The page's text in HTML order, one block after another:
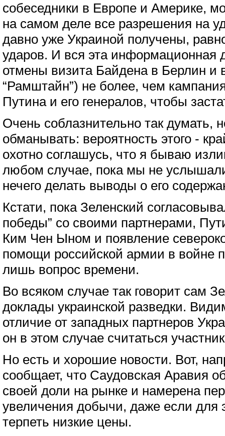
собеседники в Европе и Америке,
на самом деле все разрешения на
давно уже Украиной получены,
ударов. И вся эта информационная
отмены визита Байдена в Берлин и
“Рамштайн”) не более, чем
Путина и его генералов, чтобы
Очень соблазнительно так думать,
обманывать: вероятность этого -
охотно соглашусь, что я бываю
любом случае, пока мы не
нечего делать выводы о его
Кстати, пока Зеленский
победы” со своими партнерами,
Ким Чен Ыном и появление
помощи российской армии в войне
лишь вопрос времени.
Во всяком случае так говорит сам
доклады украинской разведки.
отличие от западных партнеров
он в этом случае считаться
Но есть и хорошие новости. Вот,
сообщает, что Саудовская Аравия
своей доли на рынке и намерена
увеличения добычи, даже если для
терпеть низкие цены.